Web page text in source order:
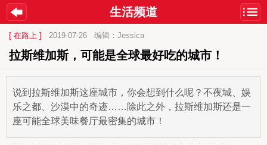
生活频道
[ 在路上 ] 2019-07-26 编辑：Jessica
拉斯维加斯，可能是全球最好吃的城市！
说到拉斯维加斯这座城市，你会想到什么呢？不夜城、娱
乐之都、沙漠中的奇迹……除此之外，拉斯维加斯还是一
座可能全球美味餐厅最密集的城市！